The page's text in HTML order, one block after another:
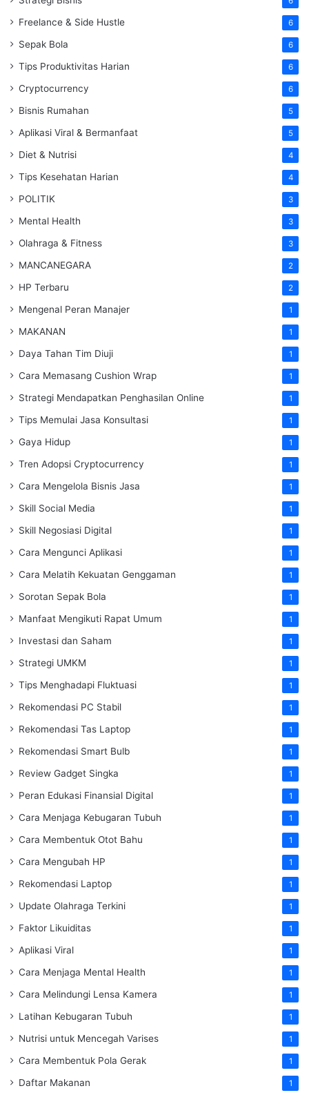
Freelance & Side Hustle 6
Sepak Bola 6
Tips Produktivitas Harian 6
Cryptocurrency 6
Bisnis Rumahan 5
Aplikasi Viral & Bermanfaat 5
Diet & Nutrisi 4
Tips Kesehatan Harian 4
POLITIK 3
Mental Health 3
Olahraga & Fitness 3
MANCANEGARA 2
HP Terbaru 2
Mengenal Peran Manajer 1
MAKANAN 1
Daya Tahan Tim Diuji 1
Cara Memasang Cushion Wrap 1
Strategi Mendapatkan Penghasilan Online 1
Tips Memulai Jasa Konsultasi 1
Gaya Hidup 1
Tren Adopsi Cryptocurrency 1
Cara Mengelola Bisnis Jasa 1
Skill Social Media 1
Skill Negosiasi Digital 1
Cara Mengunci Aplikasi 1
Cara Melatih Kekuatan Genggaman 1
Sorotan Sepak Bola 1
Manfaat Mengikuti Rapat Umum 1
Investasi dan Saham 1
Strategi UMKM 1
Tips Menghadapi Fluktuasi 1
Rekomendasi PC Stabil 1
Rekomendasi Tas Laptop 1
Rekomendasi Smart Bulb 1
Review Gadget Singka 1
Peran Edukasi Finansial Digital 1
Cara Menjaga Kebugaran Tubuh 1
Cara Membentuk Otot Bahu 1
Cara Mengubah HP 1
Rekomendasi Laptop 1
Update Olahraga Terkini 1
Faktor Likuiditas 1
Aplikasi Viral 1
Cara Menjaga Mental Health 1
Cara Melindungi Lensa Kamera 1
Latihan Kebugaran Tubuh 1
Nutrisi untuk Mencegah Varises 1
Cara Membentuk Pola Gerak 1
Daftar Makanan 1